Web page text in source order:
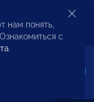
нам понять,
с
.